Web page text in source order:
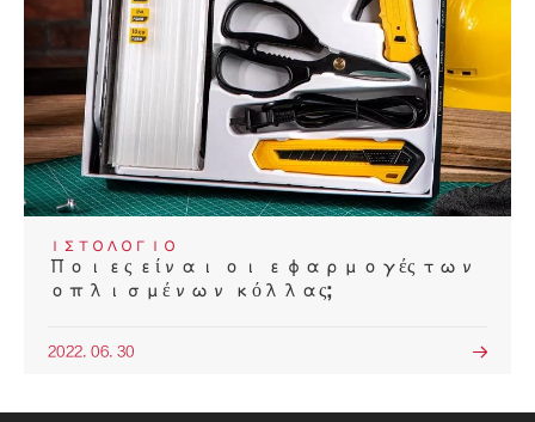
ΙΣΤΟΛΌΓΙΟ
Ποιες είναι οι εφαρμογές των
οπλισμένων κόλλας;
2022. 06. 30 